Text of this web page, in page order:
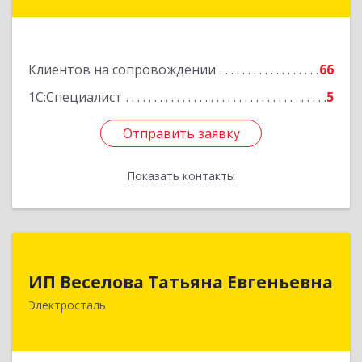
Клиентов на сопровождении
66
1С:Специалист
5
Отправить заявку
Показать контакты
Подробнее
Отправить заявку
Назад
ИП Веселова Татьяна Евгеньевна
Электросталь
Подробнее